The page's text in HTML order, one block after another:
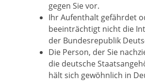
gegen Sie vor.
Ihr Aufenthalt gefährdet
beeinträchtigt nicht die
der Bundesrepublik
Die Person, der Sie
die deutsche
hält sich gewöhnlich in